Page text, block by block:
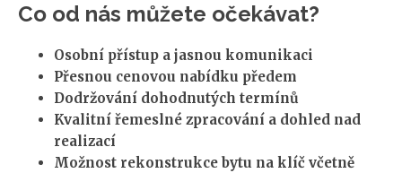
Co od nás můžete očekávat?
Osobní přístup a jasnou komunikaci
Přesnou cenovou nabídku předem
Dodržování dohodnutých termínů
Kvalitní řemeslné zpracování a dohled nad
realizací
Možnost rekonstrukce bytu na klíč včetně